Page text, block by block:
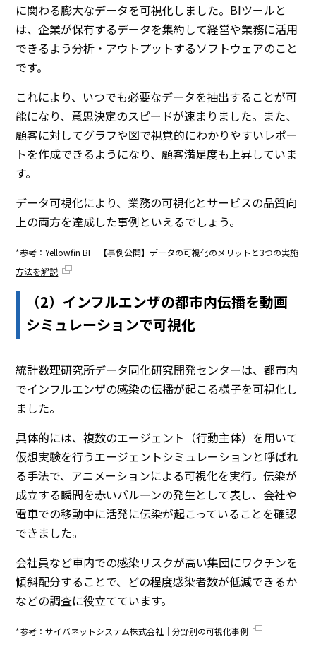
に関わる膨大なデータを可視化しました。BIツールと
は、企業が保有するデータを集約して経営や業務に活用
できるよう分析・アウトプットするソフトウェアのこと
です。
これにより、いつでも必要なデータを抽出することが可
能になり、意思決定のスピードが速まりました。また、
顧客に対してグラフや図で視覚的にわかりやすいレポー
トを作成できるようになり、顧客満足度も上昇していま
す。
データ可視化により、業務の可視化とサービスの品質向
上の両方を達成した事例といえるでしょう。
*参考：Yellowfin BI｜【事例公開】データの可視化のメリットと3つの実施
方法を解説
（2）インフルエンザの都市内伝播を動画
シミュレーションで可視化
統計数理研究所データ同化研究開発センターは、都市内
でインフルエンザの感染の伝播が起こる様子を可視化し
ました。
具体的には、複数のエージェント（行動主体）を用いて
仮想実験を行うエージェントシミュレーションと呼ばれ
る手法で、アニメーションによる可視化を実行。伝染が
成立する瞬間を赤いバルーンの発生として表し、会社や
電車での移動中に活発に伝染が起こっていることを確認
できました。
会社員など車内での感染リスクが高い集団にワクチンを
傾斜配分することで、どの程度感染者数が低減できるか
などの調査に役立てています。
*参考：サイバネットシステム株式会社｜分野別の可視化事例